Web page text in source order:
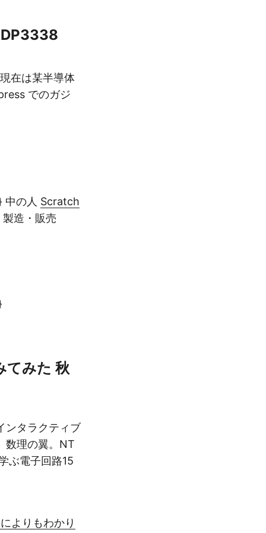
在は某半導体
でのガジ
の人 Scratch
造・販売
てみた 秋
ンタラクティブ
数理の翼。NT
ぶ電子回路15
よりもわかり